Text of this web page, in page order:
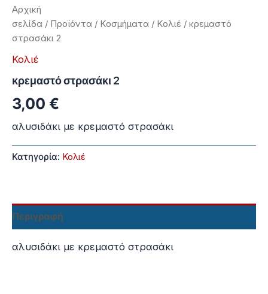
Αρχική
σελίδα / Προϊόντα / Κοσμήματα / Κολιέ / κρεμαστό
στρασάκι 2
Κολιέ
κρεμαστό στρασάκι 2
3,00 €
αλυσιδάκι με κρεμαστό στρασάκι
Κατηγορία: Κολιέ
Περιγραφή
αλυσιδάκι με κρεμαστό στρασάκι